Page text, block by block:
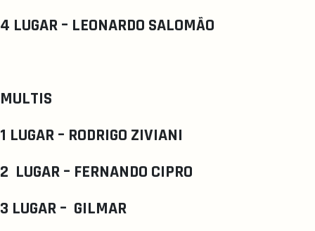
4 LUGAR – LEONARDO SALOMÃO
MULTIS
1 LUGAR – RODRIGO ZIVIANI
2 LUGAR – FERNANDO CIPRO
3 LUGAR – GILMAR